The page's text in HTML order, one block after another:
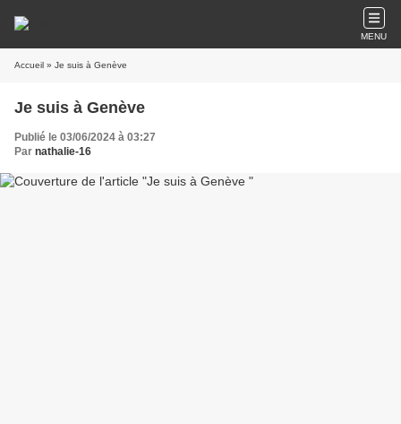
MENU
Accueil » Je suis à Genève
Je suis à Genève
Publié le 03/06/2024 à 03:27
Par nathalie-16